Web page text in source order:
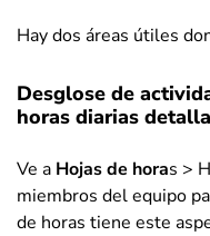
Hay dos áreas útiles
Desglose de
horas diarias
Ve a Hojas de horas >
miembros del equipo
de horas tiene este